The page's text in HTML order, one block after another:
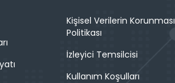
Kişisel Verilerin Korunması
Politikası
İzleyici Temsilcisi
Kullanım Koşulları